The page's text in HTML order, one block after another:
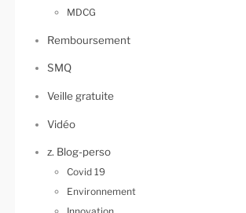
MDCG
Remboursement
SMQ
Veille gratuite
Vidéo
z. Blog-perso
Covid 19
Environnement